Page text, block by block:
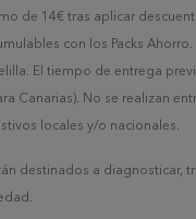
de 14€ tras aplicar
con los Packs
El tiempo de entrega
Canarias). No se realizan
locales y/o nacionales.
destinados a diagnosticar,